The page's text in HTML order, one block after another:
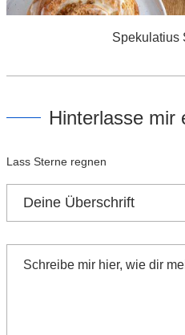
Spekulatius
Hinterlasse mir
Lass Sterne regnen